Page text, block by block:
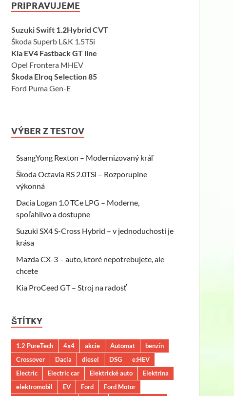
PRIPRAVUJEME
Suzuki Swift 1.2Hybrid CVT
Škoda Superb L&K 1.5TSi
Kia EV4 Fastback GT line
Opel Frontera MHEV
Škoda Elroq Selection 85
Ford Puma Gen-E
VÝBER Z TESTOV
SsangYong Rexton – Modernizovaný kráľ
Škoda Octavia RS 2.0TSi – Rozporuplne
výkonná
Dacia Logan 1.0 TCe LPG – Moderne,
spoľahlivo a dostupne
Suzuki SX4 S-Cross Hybrid – v jednoduchosti je
krása
Mazda CX-3 – auto, ktoré nepotrebujete, ale
chcete
Kia ProCeed GT – Stroj na radosť
ŠTÍTKY
1.2 PureTech 4x4 akcie Automat
benzín
Crossover
Dacia diesel DSG
e:HEV
Electric
Electric car Elektrické auto
Elektrina
elektromobil
EV Ford
Ford Motor